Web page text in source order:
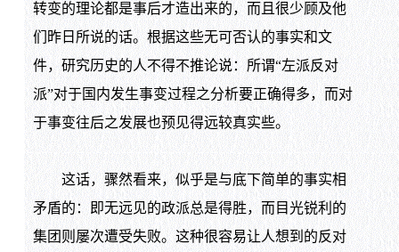
转变的理论都是事后才造出来的，而且很少顾及他
们昨日所说的话。根据这些无可否认的事实和文
件，研究历史的人不得不推论说：所谓“左派反对
派”对于国内发生事变过程之分析要正确得多，而对
于事变往后之发展也预见得远较真实些。
这话，骤然看来，似乎是与底下简单的事实相
矛盾的：即无远见的政派总是得胜，而目光锐利的
集团则屡次遭受失败。这种很容易让人想到的反对